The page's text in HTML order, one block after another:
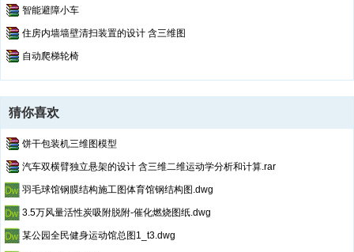
智能避障小车
住房内墙墙壁清扫装置的设计 含三维图
自动爬梯轮椅
猜你喜欢
饼干包装机三维图模型
汽车双横臂独立悬架的设计 含三维二维运动学分析和计算.rar
羽毛球馆钢膜结构施工图体育馆钢结构图.dwg
3.5万风量活性炭吸附脱附-催化燃烧图纸.dwg
某公园全民健身运动馆总图1_t3.dwg